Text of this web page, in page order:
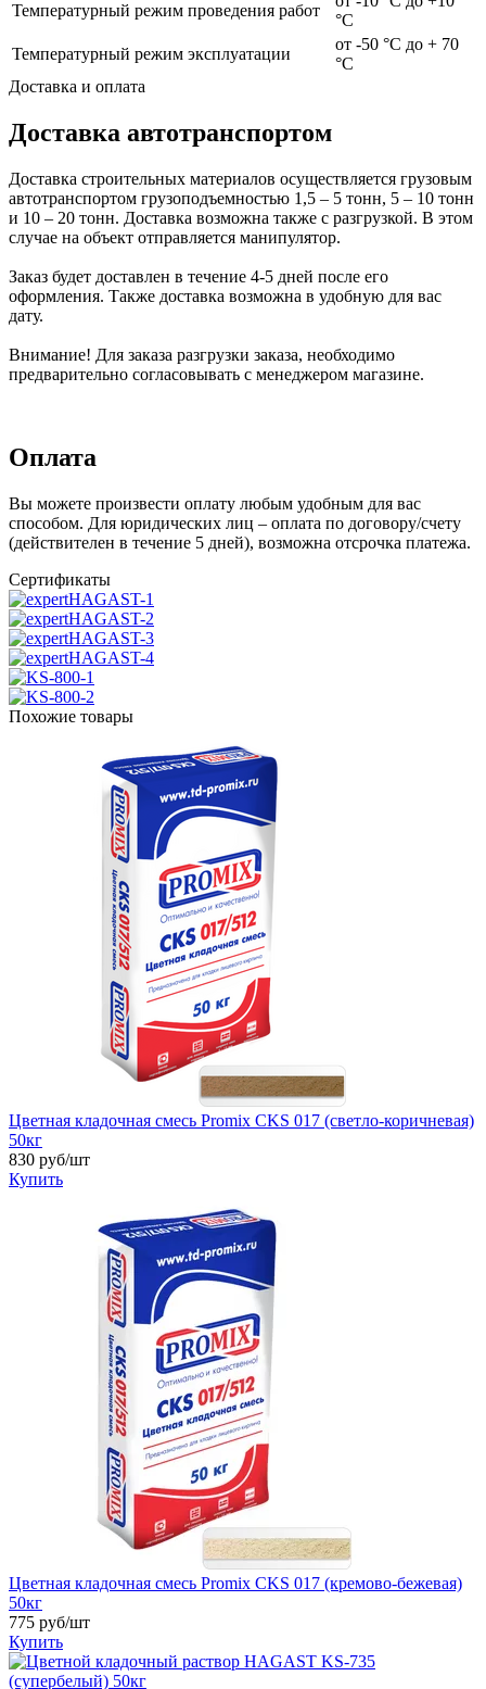
Температурный режим проведения работ
°С
Температурный режим эксплуатации
от -50 °С до + 70
°С
Доставка и оплата
Доставка автотранспортом
Доставка строительных материалов осуществляется грузовым
автотранспортом грузоподъемностью 1,5 – 5 тонн, 5 – 10 тонн
и 10 – 20 тонн. Доставка возможна также с разгрузкой. В этом
случае на объект отправляется манипулятор.
Заказ будет доставлен в течение 4-5 дней после его
оформления. Также доставка возможна в удобную для вас
дату.
Внимание! Для заказа разгрузки заказа, необходимо
предварительно согласовывать с менеджером магазине.
Оплата
Вы можете произвести оплату любым удобным для вас
способом. Для юридических лиц – оплата по договору/счету
(действителен в течение 5 дней), возможна отсрочка платежа.
Сертификаты
Похожие товары
Цветная кладочная смесь Promix CKS 017 (светло-коричневая)
50кг
830 руб/шт
Купить
Цветная кладочная смесь Promix CKS 017 (кремово-бежевая)
50кг
775 руб/шт
Купить